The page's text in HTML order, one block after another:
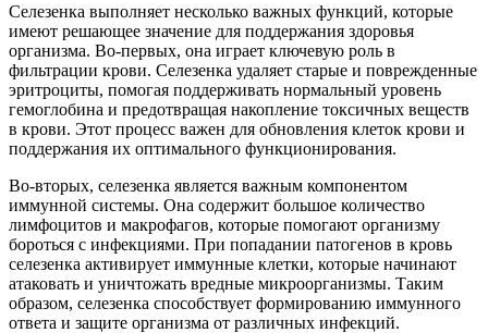
Селезенка выполняет несколько важных функций, которые
имеют решающее значение для поддержания здоровья
организма. Во-первых, она играет ключевую роль в
фильтрации крови. Селезенка удаляет старые и поврежденные
эритроциты, помогая поддерживать нормальный уровень
гемоглобина и предотвращая накопление токсичных веществ
в крови. Этот процесс важен для обновления клеток крови и
поддержания их оптимального функционирования.
Во-вторых, селезенка является важным компонентом
иммунной системы. Она содержит большое количество
лимфоцитов и макрофагов, которые помогают организму
бороться с инфекциями. При попадании патогенов в кровь
селезенка активирует иммунные клетки, которые начинают
атаковать и уничтожать вредные микроорганизмы. Таким
образом, селезенка способствует формированию иммунного
ответа и защите организма от различных инфекций.